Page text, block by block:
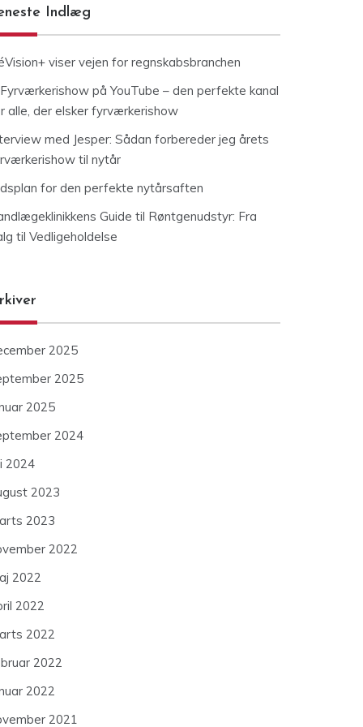
Indlæg
viser vejen for regnskabsbranchen
på YouTube – den perfekte kanal
alle, der elsker fyrværkerishow
med Jesper: Sådan forbereder jeg årets
til nytår
for den perfekte nytårsaften
Guide til Røntgenudstyr: Fra
til Vedligeholdelse
2025
2025
2025
2024
2024
2023
2023
2022
2022
2022
2022
2022
2022
2021